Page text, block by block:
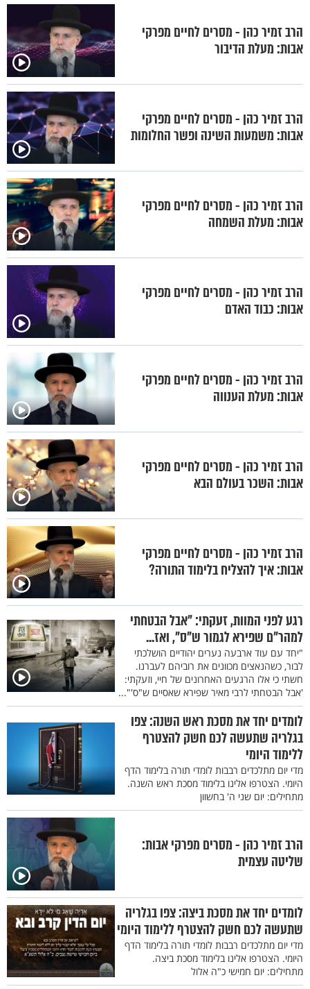
הרב זמיר כהן - מסרים לחיים מפרקי
אבות: מעלת הדיבור
הרב זמיר כהן - מסרים לחיים מפרקי
אבות: משמעות השינה ופשר החלומות
הרב זמיר כהן - מסרים לחיים מפרקי
אבות: מעלת השמחה
הרב זמיר כהן - מסרים לחיים מפרקי
אבות: כבוד האדם
הרב זמיר כהן - מסרים לחיים מפרקי
אבות: מעלת הענווה
הרב זמיר כהן - מסרים לחיים מפרקי
אבות: השכר בעולם הבא
הרב זמיר כהן - מסרים לחיים מפרקי
אבות: איך להצליח בלימוד התורה?
רגע לפני המוות, זעקתי: "אבל הבטחתי
למהר"ם שפירא לגמור ש"ס", ואז...
"יחד עם עוד ארבעה נערים יהודיים הושלכתי
לבור, כשהנאצים מכוונים את רוביהם לעברנו.
חשתי כי אלו הרגעים האחרונים של חיי, וזעקתי:
'אבל הבטחתי לרבי מאיר שפירא שאסיים ש"ס'"...
לומדים יחד את מסכת ראש השנה: צפו
בגלריה שתעשה לכם חשק להצטרף
ללימוד היומי
מדי יום מתלכדים רבבות לומדי תורה בלימוד הדף
היומי. הצטרפו אלינו בלימוד מסכת ראש השנה.
מתחילים: יום שני ה' בחשוון
הרב זמיר כהן - מסרים מפרקי אבות:
שליטה עצמית
לומדים יחד את מסכת ביצה: צפו בגלריה
שתעשה לכם חשק להצטרף ללימוד היומי
מדי יום מתלכדים רבבות לומדי תורה בלימוד הדף
היומי. הצטרפו אלינו בלימוד מסכת ביצה.
מתחילים: יום חמישי כ"ה אלול